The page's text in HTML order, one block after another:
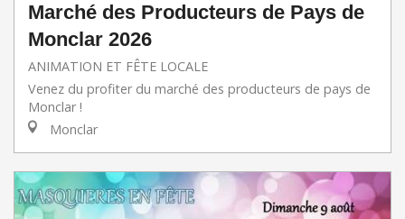
Marché des Producteurs de Pays de
Monclar 2026
ANIMATION ET FÊTE LOCALE
Venez du profiter du marché des producteurs de pays de
Monclar !
Monclar